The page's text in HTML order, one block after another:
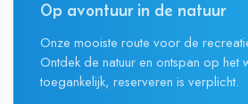
Op avontuur in de natuur
Onze mooiste route voor de
Ontdek de natuur en ontspan op het
toegankelijk, reserveren is verplicht.